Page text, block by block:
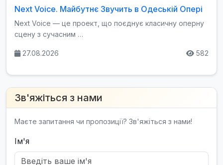
Next Voice. Майбутнє Звучить в Одеській Опері
Next Voice — це проект, що поєднує класичну оперну
сцену з сучасним …
27.08.2026 582
Зв'яжіться з нами
Маєте запитання чи пропозиції? Зв'яжіться з нами!
Ім'я